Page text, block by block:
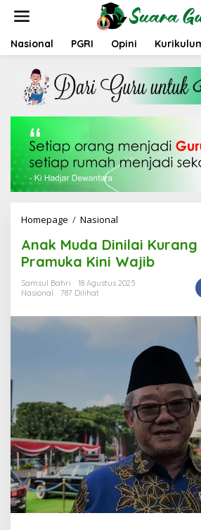
t
Nasional PGRI Opini
Homepage / Nasional
a
k
M
u
K
u
r
a
n
g
N
a
s
Anak Muda Dinilai
Pramuka Kini Wajib
Samsul Bahri
18 Agustus 2025
Nasional
787 Dilihat